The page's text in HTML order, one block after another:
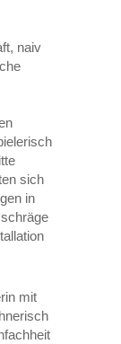
naiv
sich
in
mit